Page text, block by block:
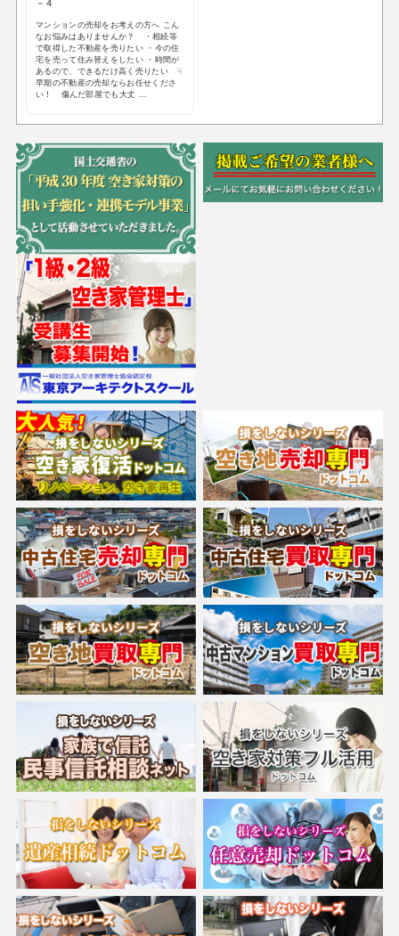
－４
マンションの売却をお考えの方へ こん
なお悩みはありませんか？ ・相続等
で取得した不動産を売りたい ・今の住
宅を売って住み替えをしたい ・時間が
あるので、できるだけ高く売りたい ☟
早期の不動産の売却ならお任せくださ
い！ 傷んだ部屋でも大丈 ...